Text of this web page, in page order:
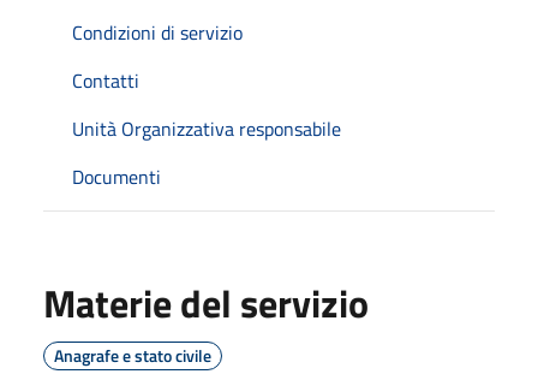
Condizioni di servizio
Contatti
Unità Organizzativa responsabile
Documenti
Materie del servizio
Anagrafe e stato civile